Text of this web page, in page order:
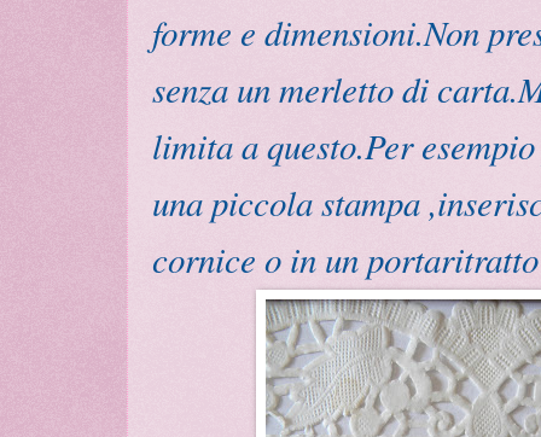
forme e dimensioni.Non
senza un merletto di
limita a questo.Per
una piccola stampa
cornice o in un portaritratto